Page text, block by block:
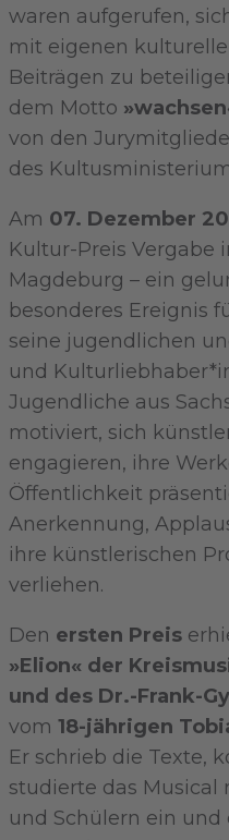
waren aufgerufen,
mit eigenen
Beiträgen zu
dem Motto
von den
des
Am 07. Dezember
Kultur-Preis Vergabe
Magdeburg – ein
besonderes Ereignis
seine jugendlichen
und
Jugendliche aus
motiviert, sich
engagieren, ihre
Öffentlichkeit
Anerkennung,
ihre künstlerischen
verliehen.
Den ersten Preis
»Elion« der
und des Dr.-Frank-
vom 18-jährigen
Er schrieb die Texte,
studierte das Musical
und Schülern ein und